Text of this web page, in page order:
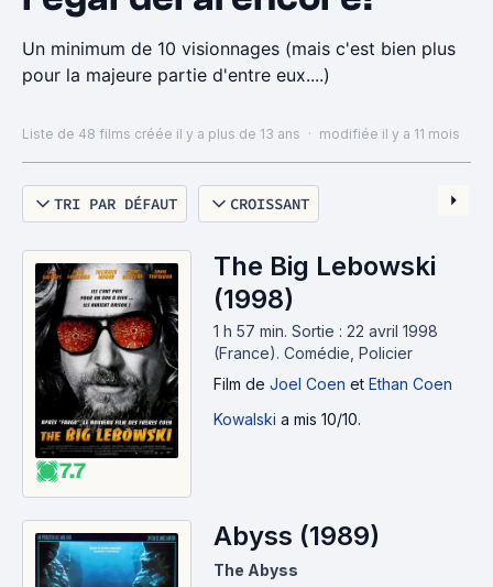
Un minimum de 10 visionnages (mais c'est bien plus
pour la majeure partie d'entre eux....)
Liste de 48 films créée il y a plus de 13 ans · modifiée il y a 11 mois
TRI PAR DÉFAUT CROISSANT
7.7
The Big Lebowski
(1998)
1 h 57 min. Sortie : 22 avril 1998
(France). Comédie, Policier
Film de Joel Coen et Ethan Coen
Kowalski a mis 10/10.
Abyss (1989)
The Abyss